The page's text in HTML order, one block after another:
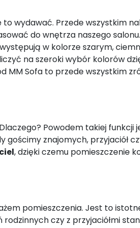
wydawać. Przede wszystkim
do wnętrza naszego
w kolorze szarym,
na szeroki wybór kolorów
MM Sofa to przede wszystkim
Powodem takiej
znajomych, przyjaciół
, dzięki czemu pomieszczenie
pomieszczenia. Jest to
czy z przyjaciółmi